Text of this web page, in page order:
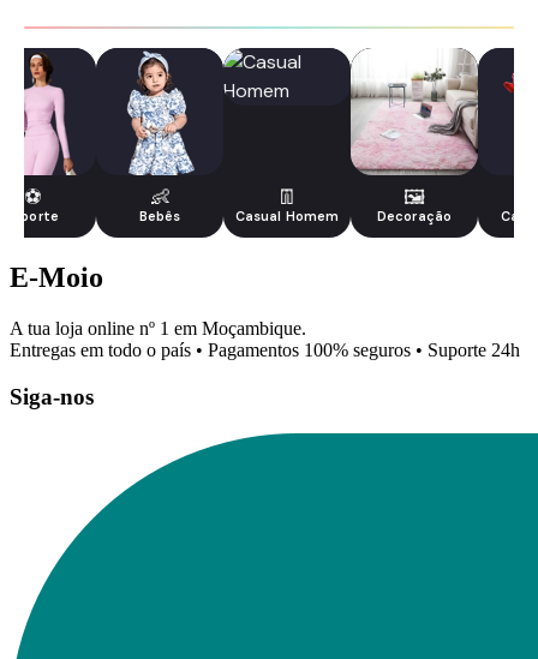
⚽
Esporte
👶
Bebês
👖
Casual Homem
🖼️
Decoração
E-Moio
A tua loja online nº 1 em Moçambique.
Entregas em todo o país • Pagamentos 100% seguros • Suporte 24h
Siga-nos